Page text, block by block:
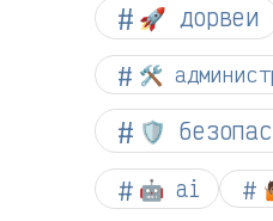
🚀 дорвеи
🛠️
🛡️
🤖 ai